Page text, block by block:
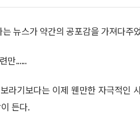
뉴스가 약간의 공포감을 가져다주
만......
라기보다는 이제 웬만한 자극적인
든다.